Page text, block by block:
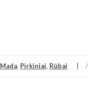
Mada, Pirkiniai, Rūbai /